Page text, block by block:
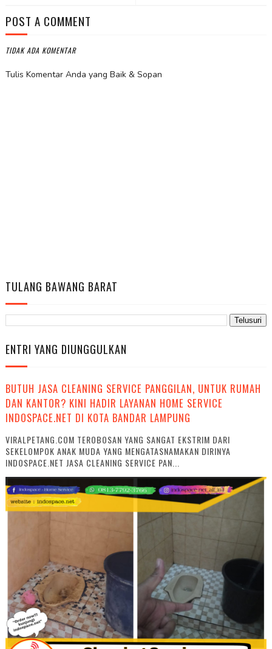
POST A COMMENT
TIDAK ADA KOMENTAR
Tulis Komentar Anda yang Baik & Sopan
TULANG BAWANG BARAT
ENTRI YANG DIUNGGULKAN
BUTUH JASA CLEANING SERVICE PANGGILAN, UNTUK RUMAH
DAN KANTOR? KINI HADIR LAYANAN HOME SERVICE
INDOSPACE.NET DI KOTA BANDAR LAMPUNG
VIRALPETANG.COM TEROBOSAN YANG SANGAT EKSTRIM DARI
SEKELOMPOK ANAK MUDA YANG MENGATASNAMAKAN DIRINYA
INDOSPACE.NET JASA CLEANING SERVICE PAN...